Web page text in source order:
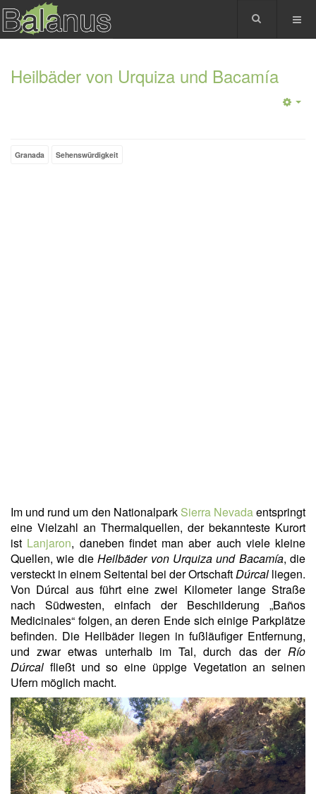
Heilbäder von Urquiza und Bacamía
Granada Sehenswürdigkeit
Im und rund um den Nationalpark Sierra Nevadaentspringt
eine Vielzahl an Thermalquellen, der bekannteste Kurort
ist Lanjaron, daneben findet man aber auch viele kleine
Quellen, wie dieHeilbäder von Urquiza und Bacamía, die
versteckt in einem Seitental bei der OrtschaftDúrcal liegen.
Von Dúrcal aus führt eine zwei Kilometer lange Straße
nach Südwesten, einfach der Beschilderung „Baños
Medicinales“ folgen, an deren Ende sich einige Parkplätze
befinden. Die Heilbäder liegen in fußläufiger Entfernung,
und zwar etwas unterhalb im Tal, durch das der Río
Dúrcal fließt und so eine üppige Vegetation an seinen
Ufern möglich macht.